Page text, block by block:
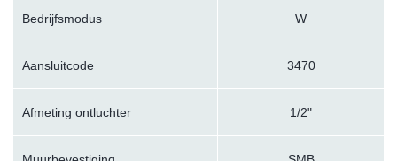
Bedrijfsmodus W
Aansluitcode 3470
Afmeting ontluchter 1/2"